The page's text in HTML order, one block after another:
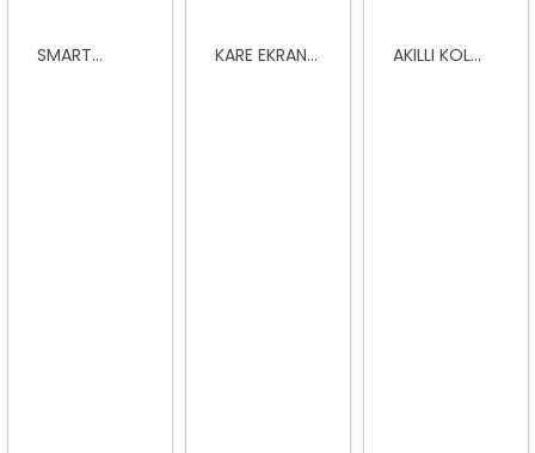
SMART... KARE EKRAN... AKILLI KOL...